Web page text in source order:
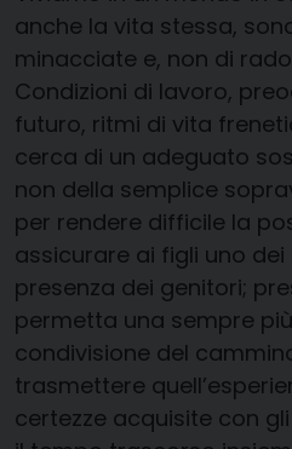
anche la vita stessa,
minacciate e, non di
Condizioni di lavoro,
futuro, ritmi di vita
cerca di un adeguato
non della semplice
per rendere difficile la
assicurare ai figli uno dei
presenza dei genitori;
permetta una sempre
condivisione del
trasmettere
certezze acquisite con